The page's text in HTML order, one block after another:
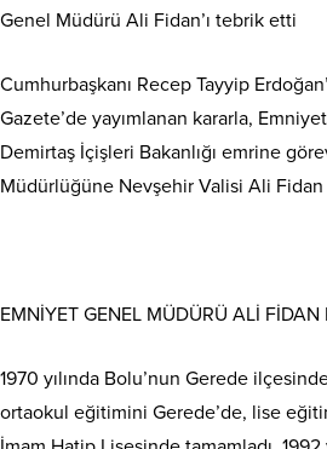
Genel Müdürü Ali Fidan’ı tebrik etti
Cumhurbaşkanı Recep Tayyip
Gazete’de yayımlanan kararla,
Demirtaş İçişleri Bakanlığı emrine
Müdürlüğüne Nevşehir Valisi Ali
EMNİYET GENEL MÜDÜRÜ ALİ FİDAN
1970 yılında Bolu’nun Gerede
ortaokul eğitimini Gerede’de, lise